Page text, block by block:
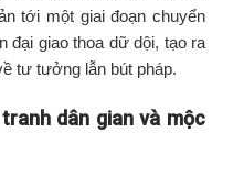
tới một giai đoạn chuyển
đại giao thoa dữ dội, tạo ra
tư tưởng lẫn bút pháp.
dân gian và mộc